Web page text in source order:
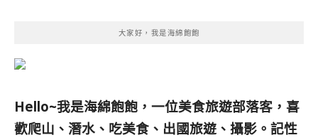
大家好，我是海綿飽飽
Hello~我是海綿飽飽，一位美食旅遊部落客， 喜
歡爬山、潛水、吃美食、出國旅遊、攝影。 記性